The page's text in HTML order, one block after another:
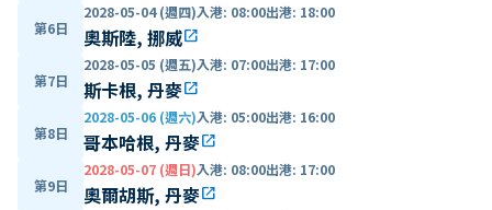
第6日
2028-05-04 (週四)入港: 08:00出港: 18:00
奧斯陸, 挪威open_in_new
第7日
2028-05-05 (週五)入港: 07:00出港: 17:00
斯卡根, 丹麥open_in_new
第8日
2028-05-06 (週六)入港: 05:00出港: 16:00
哥本哈根, 丹麥open_in_new
第9日
2028-05-07 (週日)入港: 08:00出港: 17:00
奧爾胡斯, 丹麥open_in_new